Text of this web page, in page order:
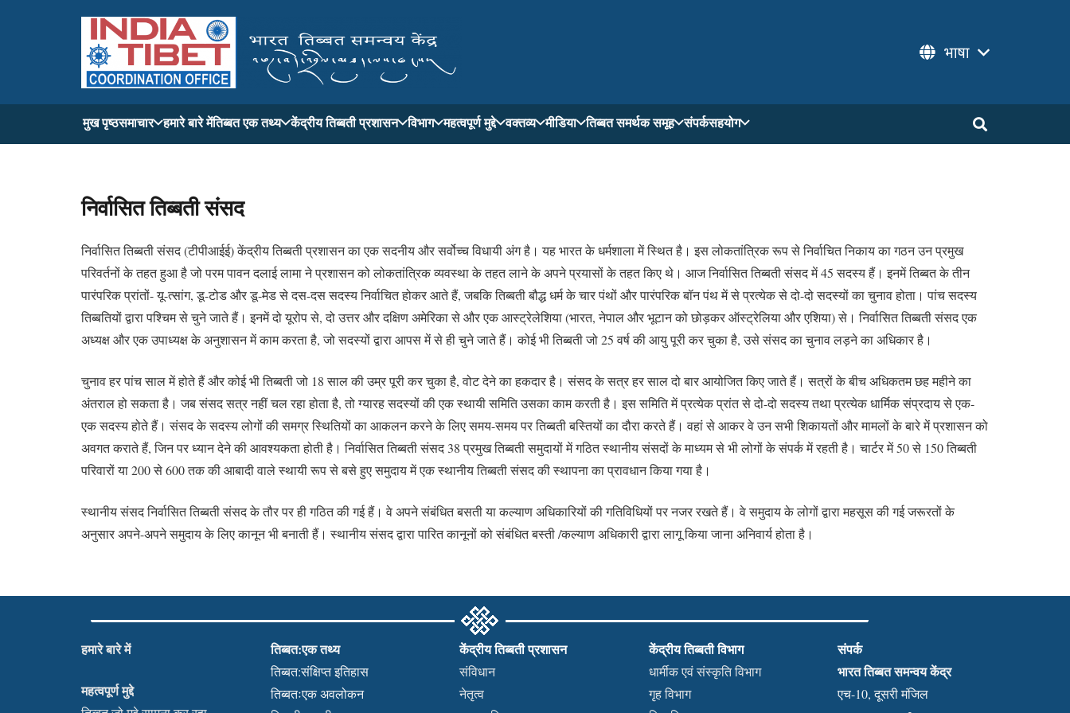
भाषा
मुख पृष्ठसमाचार हमारे बारे मेंतिब्बत एक तथ्य केंद्रीय तिब्बती प्रशासन विभाग महत्वपूर्ण मुद्दे वक्तव्य मीडिया तिब्बत समर्थक समूह संपर्कसहयोग
निर्वासिततिब्बतीसंसद
निर्वासित तिब्बती संसद (टीपीआईई) केंद्रीय तिब्बती प्रशासन का एक सदनीय और सर्वोच्च विधायी अंग है। यह भारत के धर्मशाला में स्थित है। इस लोकतांत्रिक रूप से निर्वाचित निकाय का गठन उन प्रमुख
परिवर्तनों के तहत हुआ है जो परम पावन दलाई लामा ने प्रशासन को लोकतांत्रिक व्यवस्था के तहत लाने के अपने प्रयासों के तहत किए थे। आज निर्वासित तिब्बती संसद में 45 सदस्य हैं। इनमें तिब्बत के तीन
पारंपरिक प्रांतों- यू-त्सांग, डू-टोड और डू-मेड से दस-दस सदस्य निर्वाचित होकर आते हैं, जबकि तिब्बती बौद्ध धर्म के चार पंथों और पारंपरिक बॉन पंथ में से प्रत्येक से दो-दो सदस्यों का चुनाव होता। पांच सदस्य
तिब्बतियों द्वारा पश्चिम से चुने जाते हैं। इनमें दो यूरोप से, दो उत्तर और दक्षिण अमेरिका से और एक आस्ट्रेलेशिया (भारत, नेपाल और भूटान को छोड़कर ऑस्ट्रेलिया और एशिया) से। निर्वासित तिब्बती संसद एक
अध्यक्ष और एक उपाध्यक्ष के अनुशासन में काम करता है, जो सदस्यों द्वारा आपस में से ही चुने जाते हैं। कोई भी तिब्बती जो 25 वर्ष की आयु पूरी कर चुका है, उसे संसद का चुनाव लड़ने का अधिकार है।
चुनाव हर पांच साल में होते हैं और कोई भी तिब्बती जो 18 साल की उम्र पूरी कर चुका है, वोट देने का हकदार है। संसद के सत्र हर साल दो बार आयोजित किए जाते हैं। सत्रों के बीच अधिकतम छह महीने का
अंतराल हो सकता है। जब संसद सत्र नहीं चल रहा होता है, तो ग्यारह सदस्यों की एक स्थायी समिति उसका काम करती है। इस समिति में प्रत्येक प्रांत से दो-दो सदस्य तथा प्रत्येक धार्मिक संप्रदाय से एक-
एक सदस्य होते हैं। संसद के सदस्य लोगों की समग्र स्थितियों का आकलन करने के लिए समय-समय पर तिब्बती बस्तियों का दौरा करते हैं। वहां से आकर वे उन सभी शिकायतों और मामलों के बारे में प्रशासन को
अवगत कराते हैं, जिन पर ध्यान देने की आवश्यकता होती है। निर्वासित तिब्बती संसद 38 प्रमुख तिब्बती समुदायों में गठित स्थानीय संसदों के माध्यम से भी लोगों के संपर्क में रहती है। चार्टर में 50 से 150 तिब्बती
परिवारों या 200 से 600 तक की आबादी वाले स्थायी रूप से बसे हुए समुदाय में एक स्थानीय तिब्बती संसद की स्थापना का प्रावधान किया गया है।
स्थानीय संसद निर्वासित तिब्बती संसद के तौर पर ही गठित की गई हैं। वे अपने संबंधित बसती या कल्याण अधिकारियों की गतिविधियों पर नजर रखते हैं। वे समुदाय के लोगों द्वारा महसूस की गई जरूरतों के
अनुसार अपने-अपने समुदाय के लिए कानून भी बनाती हैं। स्थानीय संसद द्वारा पारित कानूनों को संबंधित बस्ती /कल्याण अधिकारी द्वारा लागू किया जाना अनिवार्य होता है।
हमारे बारे में
महत्वपूर्ण मुद्दे
तिब्बत:एक तथ्य
तिब्बत:संक्षिप्त इतिहास
तिब्बतःएक अवलोकन
केंद्रीय तिब्बती प्रशासन
संविधान
नेतृत्व
केंद्रीय तिब्बती विभाग
धार्मीक एवं संस्कृति विभाग
गृह विभाग
संपर्क
भारत तिब्बत समन्वय केंद्र
एच-10, दूसरी मंजिल